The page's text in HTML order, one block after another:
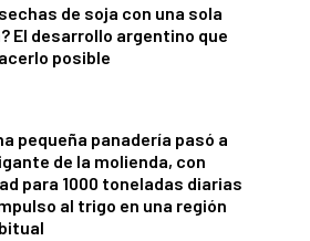
de soja con una sola
El desarrollo argentino que
posible
pequeña panadería pasó a
de la molienda, con
para 1000 toneladas diarias
al trigo en una región